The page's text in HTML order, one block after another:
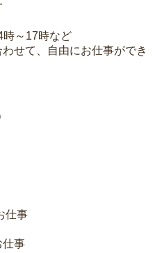
時～17時など
せて、自由にお仕事ができ
仕事
事